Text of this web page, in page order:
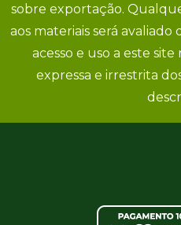
sobre exportação.
aos materiais será avaliado
acesso e uso a este
expressa e irrestrita